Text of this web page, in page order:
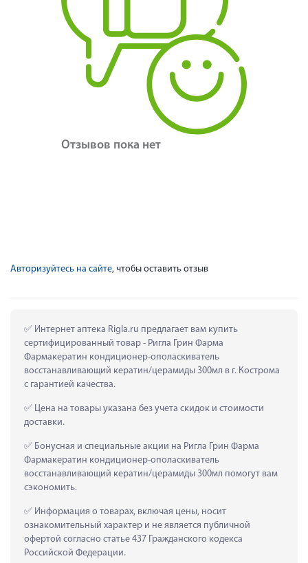
Отзывов пока нет
Авторизуйтесь на сайте, чтобы оставить отзыв
Интернет аптека Rigla.ru предлагает вам купить
сертифицированный товар - Ригла Грин Фарма
Фармакератин кондиционер-ополаскиватель
восстанавливающий кератин/церамиды 300мл в г. Кострома
с гарантией качества.
Цена на товары указана без учета скидок и стоимости
доставки.
Бонусная и специальные акции на Ригла Грин Фарма
Фармакератин кондиционер-ополаскиватель
восстанавливающий кератин/церамиды 300мл помогут вам
сэкономить.
Информация о товарах, включая цены, носит
ознакомительный характер и не является публичной
офертой согласно статье 437 Гражданского кодекса
Российской Федерации.